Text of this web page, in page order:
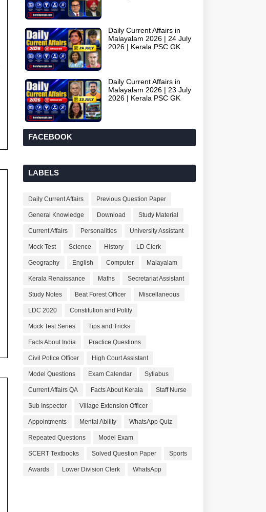
Daily Current Affairs in
Malayalam 2026 | 24 July
2026 | Kerala PSC GK
Daily Current Affairs in
Malayalam 2026 | 23 July
2026 | Kerala PSC GK
FACEBOOK
LABELS
Daily Current Affairs Previous Question Paper
General Knowledge Download Study Material
Current Affairs Personalities University Assistant
Mock Test Science History LD Clerk
Geography English Computer Malayalam
Kerala Renaissance Maths Secretariat Assistant
Study Notes Beat Forest Officer Miscellaneous
LDC 2020 Constitution and Polity
Mock Test Series Tips and Tricks
Facts About India Practice Questions
Civil Police Officer High Court Assistant
Model Questions Exam Calendar Syllabus
Current Affairs QA Facts About Kerala Staff Nurse
Sub Inspector Village Extension Officer
Appointments Mental Ability WhatsApp Quiz
Repeated Questions Model Exam
SCERT Textbooks Solved Question Paper Sports
Awards Lower Division Clerk WhatsApp